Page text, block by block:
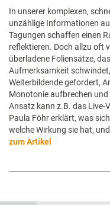
In unserer komplexen,
unzählige Informationen
Tagungen schaffen einen
reflektieren. Doch allzu oft
überladene Foliensätze,
Aufmerksamkeit
Weiterbildende gefordert,
Monotonie aufbrechen
Ansatz kann z.B. das Live-
Paula Föhr erklärt, was
welche Wirkung sie hat,
zum Artikel